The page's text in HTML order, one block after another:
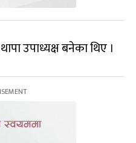
उपाध्यक्ष बनेका थिए ।